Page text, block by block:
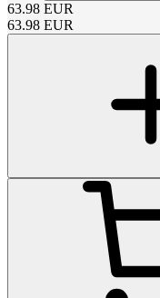
63.98 EUR
63.98 EUR